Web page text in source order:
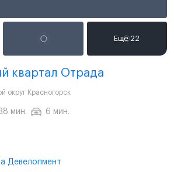
квартал Отрада
округ Красногорск
мин. 6 мин.
Девелопмент